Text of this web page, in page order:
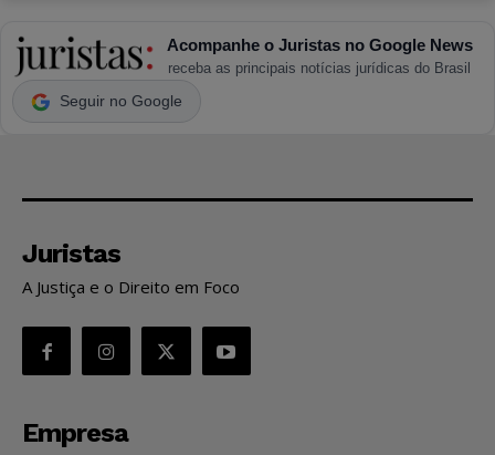
Acompanhe o Juristas no Google News
receba as principais notícias jurídicas do Brasil
Seguir no Google
Juristas
A Justiça e o Direito em Foco
Empresa